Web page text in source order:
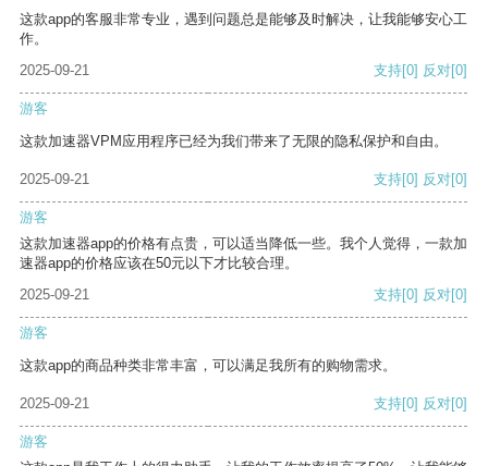
这款app的客服非常专业，遇到问题总是能够及时解决，让我能够安心工
作。
2025-09-21
支持[0] 反对[0]
游客
这款加速器VPM应用程序已经为我们带来了无限的隐私保护和自由。
2025-09-21 支持[0] 反对[0]
游客
这款加速器app的价格有点贵，可以适当降低一些。我个人觉得，一款加
速器app的价格应该在50元以下才比较合理。
2025-09-21
支持[0] 反对[0]
游客
这款app的商品种类非常丰富，可以满足我所有的购物需求。
2025-09-21 支持[0] 反对[0]
游客